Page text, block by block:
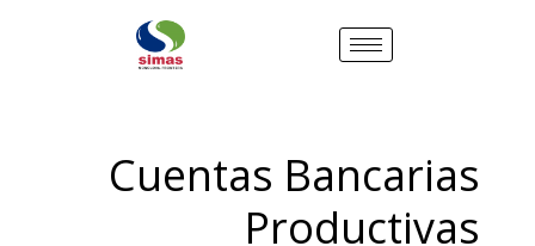
Cuentas Bancarias
Productivas